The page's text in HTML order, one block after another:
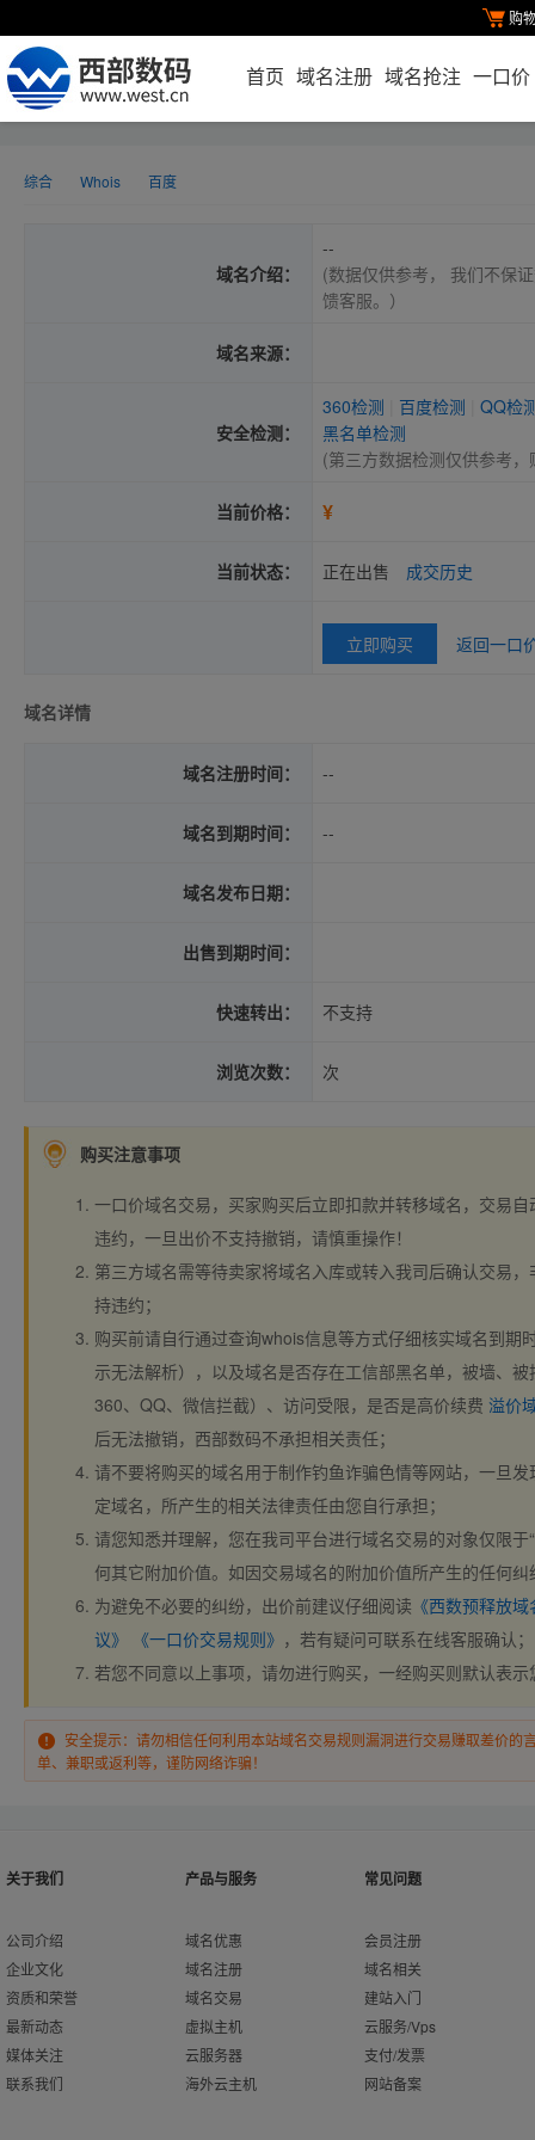
购
首页 域名注册 域名抢注 一口价
综合 Whois 百度
域名介绍：
--
(数据仅供参考， 我们不保
馈客服。）
域名来源：
安全检测：
360检测 百度检测
QQ检
黑名单检测
(第三方数据检测仅供参考
当前价格： ¥
当前状态： 正在出售 成交历史
立即购买 返回一口
域名详情
域名注册时间： --
域名到期时间： --
域名发布日期：
出售到期时间：
快速转出： 不支持
浏览次数： 次
购买注意事项
一口价域名交易，买家购买后立即扣款并转移域名，交易
违约，一旦出价不支持撤销，请慎重操作！
第三方域名需等待卖家将域名入库或转入我司后确认交易
持违约；
购买前请自行通过查询whois信息等方式仔细核实域名到期
示无法解析），以及域名是否存在工信部黑名单，被墙、
360、QQ、微信拦截）、访问受限，是否是高价续费 溢价
后无法撤销，西部数码不承担相关责任；
请不要将购买的域名用于制作钓鱼诈骗色情等网站，一旦
定域名，所产生的相关法律责任由您自行承担；
请您知悉并理解，您在我司平台进行域名交易的对象仅限于
何其它附加价值。如因交易域名的附加价值所产生的任何
为避免不必要的纠纷，出价前建议仔细阅读 《西数预释放
议》
《一口价交易规则》 ，若有疑问可联系在线客服确认；
若您不同意以上事项，请勿进行购买，一经购买则默认表
安全提示：请勿相信任何利用本站域名交易规则漏洞进行交易赚取差价的
单、兼职或返利等，谨防网络诈骗！
关于我们
公司介绍
企业文化
资质和荣誉
最新动态
媒体关注
联系我们
产品与服务
域名优惠
域名注册
域名交易
虚拟主机
云服务器
海外云主机
常见问题
会员注册
域名相关
建站入门
云服务/Vps
支付/发票
网站备案